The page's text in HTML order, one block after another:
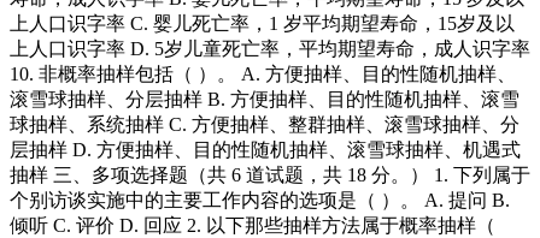
上人口识字率 C. 婴儿死亡率，1 岁平均期望寿命，15岁及以
上人口识字率 D. 5岁儿童死亡率，平均期望寿命，成人识字率
10. 非概率抽样包括（ ）。 A. 方便抽样、目的性随机抽样、
滚雪球抽样、分层抽样 B. 方便抽样、目的性随机抽样、滚雪
球抽样、系统抽样 C. 方便抽样、整群抽样、滚雪球抽样、分
层抽样 D. 方便抽样、目的性随机抽样、滚雪球抽样、机遇式
抽样 三、多项选择题（共 6 道试题，共 18 分。） 1. 下列属于
个别访谈实施中的主要工作内容的选项是（ ）。 A. 提问 B.
倾听 C. 评价 D. 回应 2. 以下那些抽样方法属于概率抽样（